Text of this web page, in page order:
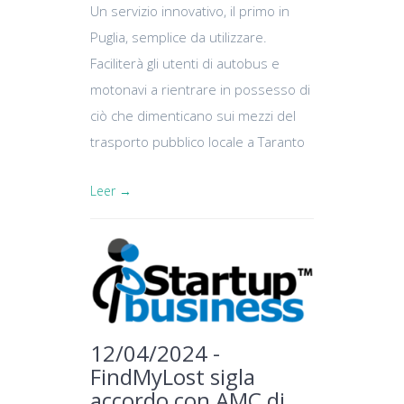
Un servizio innovativo, il primo in
Puglia, semplice da utilizzare.
Faciliterà gli utenti di autobus e
motonavi a rientrare in possesso di
ciò che dimenticano sui mezzi del
trasporto pubblico locale a Taranto
Leer →
12/04/2024 -
FindMyLost sigla